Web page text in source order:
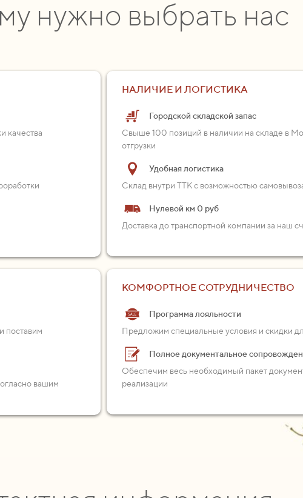
нужно выбрать нас
качества
НАЛИЧИЕ И ЛОГИСТИКА
Городской складской запас
Свыше 100 позиций в наличии на складе в
отгрузки
Удобная логистика
Склад внутри ТТК с возможностью
Нулевой км 0 руб
Доставка до транспортной компании за наш
поставим
вашим
КОМФОРТНОЕ СОТРУДНИЧЕСТВО
Программа лояльности
Предложим специальные условия и скидки
Полное документальное
Обеспечим весь необходимый пакет
реализации